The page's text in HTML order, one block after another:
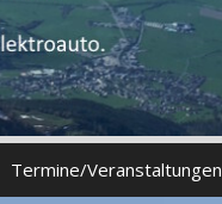
Termine/Veranstaltungen